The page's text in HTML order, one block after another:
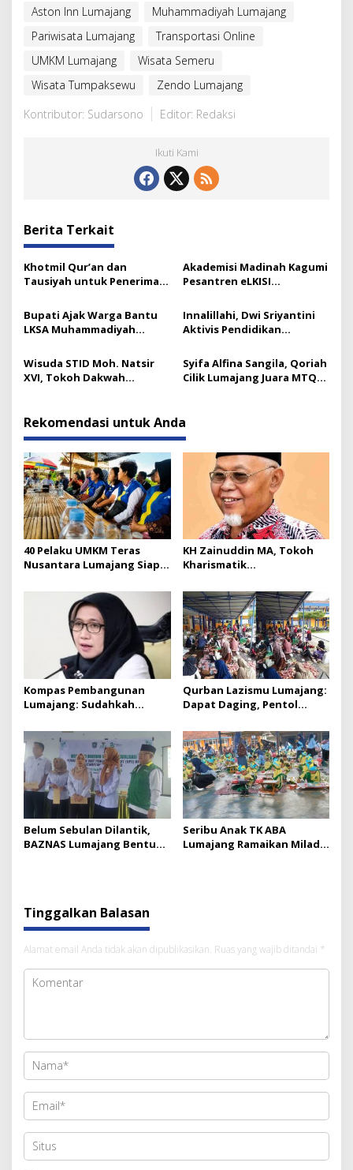
Aston Inn Lumajang
Muhammadiyah Lumajang
Pariwisata Lumajang
Transportasi Online
UMKM Lumajang
Wisata Semeru
Wisata Tumpaksewu
Zendo Lumajang
Kontributor: Sudarsono
Editor: Redaksi
Ikuti Kami
Berita Terkait
Khotmil Qur’an dan
Tausiyah untuk Penerima
Akademisi Madinah Kagumi
Pesantren eLKISI
Bupati Ajak Warga Bantu
LKSA Muhammadiyah
Innalillahi, Dwi Sriyantini
Aktivis Pendidikan
Wisuda STID Moh. Natsir
XVI, Tokoh Dakwah
Syifa Alfina Sangila, Qoriah
Cilik Lumajang Juara MTQ
Rekomendasi untuk Anda
40 Pelaku UMKM Teras
Nusantara Lumajang Siap
BAZNAS
KH Zainuddin MA, Tokoh
Kharismatik
Berpulang
Kompas Pembangunan
Lumajang: Sudahkah
Qurban Lazismu Lumajang:
Dapat Daging, Pentol
Belum Sebulan Dilantik,
BAZNAS Lumajang Bentuk
Seribu Anak TK ABA
Lumajang Ramaikan Milad
Tinggalkan Balasan
Alamat email Anda tidak akan dipublikasikan. Ruas yang wajib ditandai *